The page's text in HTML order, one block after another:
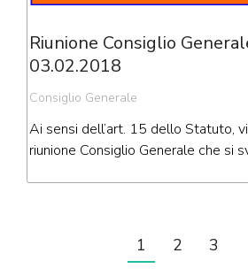
Riunione Consiglio
03.02.2018
Consiglio Generale
Ai sensi dell’art. 15 dello Statuto,
riunione Consiglio Generale che si
1 2 3